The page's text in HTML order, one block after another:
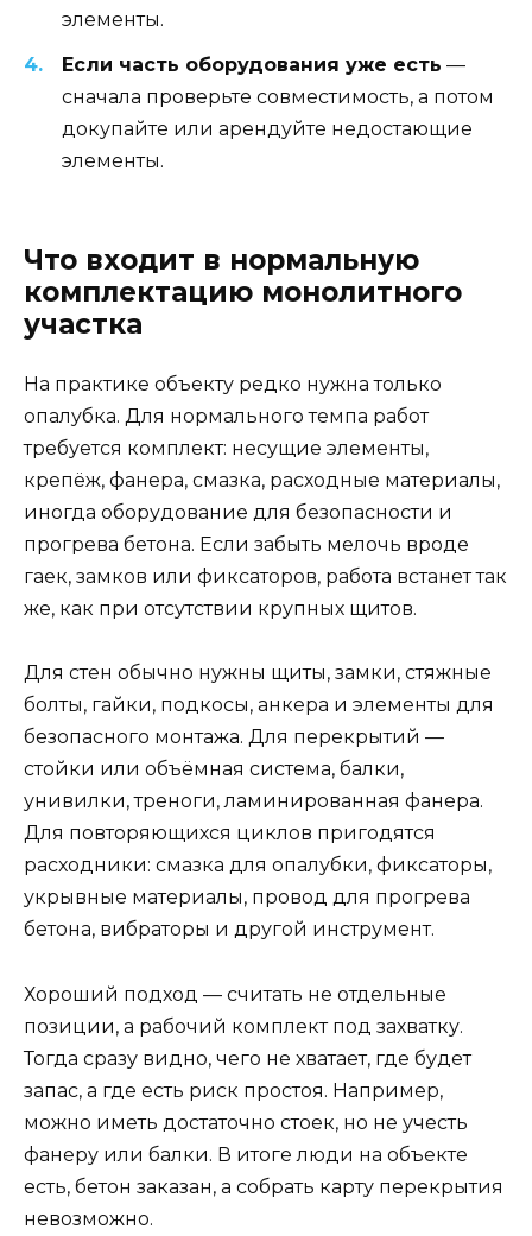
элементы.
Если часть оборудования уже есть —
сначала проверьте совместимость, а потом
докупайте или арендуйте недостающие
элементы.
Что входит в нормальную
комплектацию монолитного
участка
На практике объекту редко нужна только
опалубка. Для нормального темпа работ
требуется комплект: несущие элементы,
крепёж, фанера, смазка, расходные материалы,
иногда оборудование для безопасности и
прогрева бетона. Если забыть мелочь вроде
гаек, замков или фиксаторов, работа встанет так
же, как при отсутствии крупных щитов.
Для стен обычно нужны щиты, замки, стяжные
болты, гайки, подкосы, анкера и элементы для
безопасного монтажа. Для перекрытий —
стойки или объёмная система, балки,
унивилки, треноги, ламинированная фанера.
Для повторяющихся циклов пригодятся
расходники: смазка для опалубки, фиксаторы,
укрывные материалы, провод для прогрева
бетона, вибраторы и другой инструмент.
Хороший подход — считать не отдельные
позиции, а рабочий комплект под захватку.
Тогда сразу видно, чего не хватает, где будет
запас, а где есть риск простоя. Например,
можно иметь достаточно стоек, но не учесть
фанеру или балки. В итоге люди на объекте
есть, бетон заказан, а собрать карту перекрытия
невозможно.